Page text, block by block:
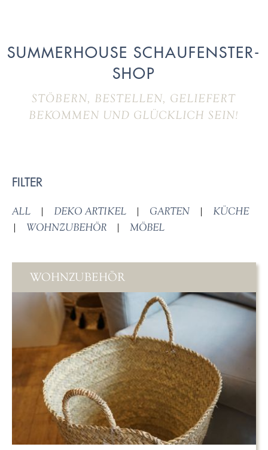
SUMMERHOUSE SCHAUFENSTER-
SHOP
STÖBERN, BESTELLEN, GELIEFERT
BEKOMMEN UND GLÜCKLICH SEIN!
FILTER
ALL | DEKO ARTIKEL | GARTEN |
KÜCHE
|
WOHNZUBEHÖR | MÖBEL
WOHNZUBEHÖR